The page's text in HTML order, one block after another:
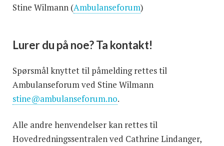
Stine Wilmann (Ambulanseforum)
Lurer du på noe? Ta kontakt!
Spørsmål knyttet til påmelding rettes til
Ambulanseforum ved Stine Wilmann
stine@ambulanseforum.no.
Alle andre henvendelser kan rettes til
Hovedredningssentralen ved Cathrine Lindanger,